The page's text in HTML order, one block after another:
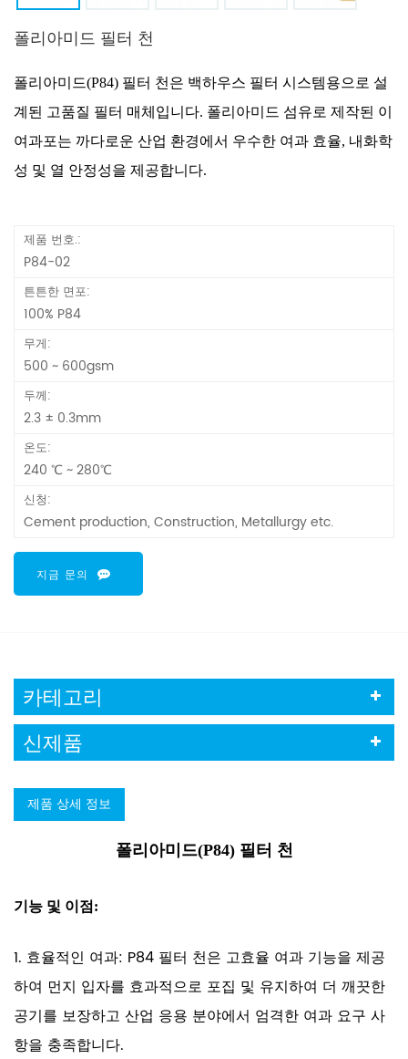
폴리아미드 필터 천
폴리아미드(P84) 필터 천은 백하우스 필터 시스템용으로 설
계된 고품질 필터 매체입니다. 폴리아미드 섬유로 제작된 이
여과포는 까다로운 산업 환경에서 우수한 여과 효율, 내화학
성 및 열 안정성을 제공합니다.
제품 번호.:
P84-02
튼튼한 면포:
100% P84
무게:
500 ~ 600gsm
두께:
2.3 ± 0.3mm
온도:
240 ℃ ~ 280℃
신청:
Cement production, Construction, Metallurgy etc.
지금 문의
카테고리
신제품
제품 상세 정보
폴리아미드(P84) 필터 천
기능 및 이점:
1. 효율적인 여과: P84 필터 천은 고효율 여과 기능을 제공
하여 먼지 입자를 효과적으로 포집 및 유지하여 더 깨끗한
공기를 보장하고 산업 응용 분야에서 엄격한 여과 요구 사
항을 충족합니다.